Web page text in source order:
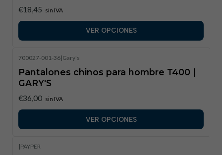
€18,45 sin IVA
VER OPCIONES
700027-001-36|Gary's
Pantalones chinos para hombre T400 |
GARY'S
€36,00 sin IVA
VER OPCIONES
|PAYPER